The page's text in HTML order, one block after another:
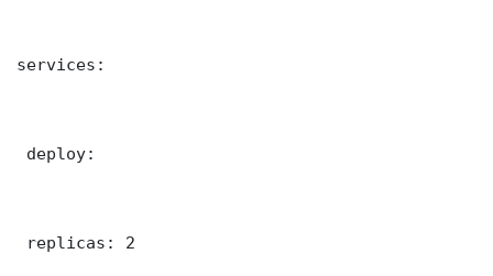
services:
deploy:
replicas: 2